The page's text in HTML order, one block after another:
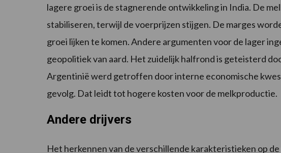
lagere groei is de stagnerende ontwikkeling in India. De
stabiliseren, terwijl de voerprijzen stijgen. De marges
groei lijken te komen. Andere argumenten voor de lager
geopolitiek van aard. Het zuidelijk halfrond is geteisterd
Argentinië werd getroffen door interne economische
gevolg. Dat leidt tot hogere kosten voor de melkproductie.
Andere drijvers
Het herkennen van de verschillende karakteristieken op